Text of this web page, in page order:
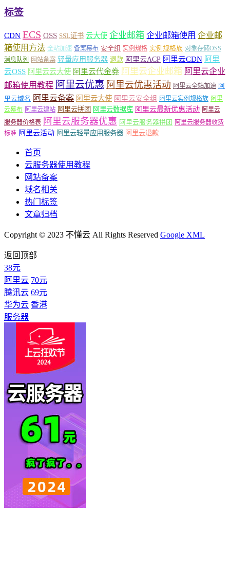
标签
CDN ECS OSS SSL证书 云大使 企业邮箱 企业邮箱使用 企业邮
箱使用方法 全站加速 备案幕布 安全组 实例规格 实例规格族 对象存储OSS
消息队列
网站备案 轻量应用服务器 退款 阿里云ACP 阿里云CDN 阿里
云OSS 阿里云云大使 阿里云代金券 阿里云企业邮箱 阿里云企业
邮箱使用教程 阿里云优惠 阿里云优惠活动 阿里云全站加速 阿
里云域名 阿里云备案 阿里云大使 阿里云安全组 阿里云实例规格族 阿里
云幕布 阿里云建站 阿里云拼团 阿里云数据库 阿里云最新优惠活动 阿里云
服务器价格表 阿里云服务器优惠 阿里云服务器拼团 阿里云服务器收费
标准 阿里云活动 阿里云轻量应用服务器 阿里云退款
首页
云服务器使用教程
网站备案
域名相关
热门标签
文章归档
Copyright © 2023 不懂云 All Rights Reserved Google XML
返回顶部
38元
阿里云 70元
腾讯云 69元
华为云 香港
服务器